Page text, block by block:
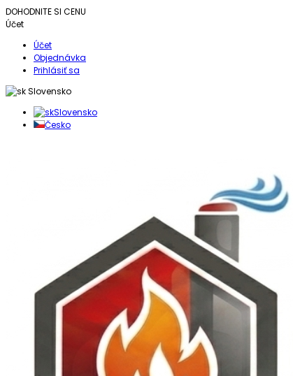
DOHODNITE SI CENU
Účet
Účet
Objednávka
Prihlásiť sa
Slovensko
Slovensko
Česko